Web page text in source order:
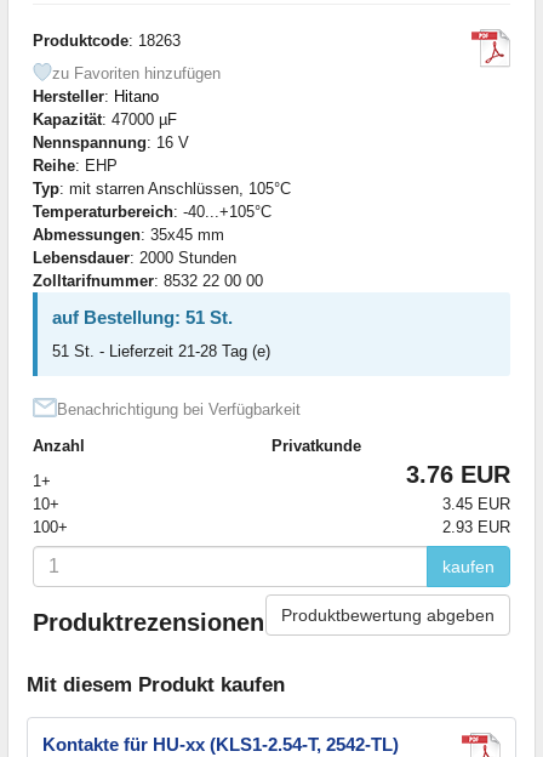
Produktcode: 18263
zu Favoriten hinzufügen
Hersteller: Hitano
Kapazität: 47000 µF
Nennspannung: 16 V
Reihe: EHP
Typ: mit starren Anschlüssen, 105°C
Temperaturbereich: -40...+105°C
Abmessungen: 35x45 mm
Lebensdauer: 2000 Stunden
Zolltarifnummer: 8532 22 00 00
auf Bestellung: 51 St.
51 St. - Lieferzeit 21-28 Tag (e)
Benachrichtigung bei Verfügbarkeit
Anzahl
Privatkunde
1+
3.76 EUR
10+
3.45 EUR
100+
2.93 EUR
kaufen
Produktrezensionen Produktbewertung abgeben
Mit diesem Produkt kaufen
Kontakte für HU-xx (KLS1-2.54-T, 2542-TL)